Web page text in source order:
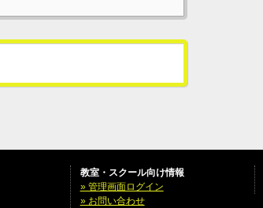
教室・スクール向け情報
» 管理画面ログイン
» お問い合わせ